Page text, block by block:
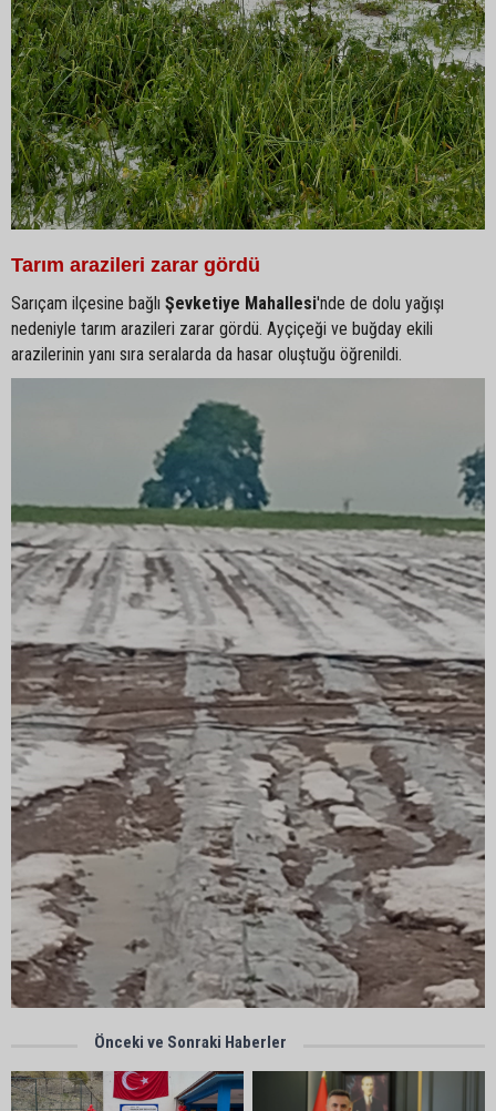
Tarım arazileri zarar gördü
Sarıçam ilçesine bağlı Şevketiye Mahallesi'nde de dolu yağışı
nedeniyle tarım arazileri zarar gördü. Ayçiçeği ve buğday ekili
arazilerinin yanı sıra seralarda da hasar oluştuğu öğrenildi.
Önceki ve Sonraki Haberler